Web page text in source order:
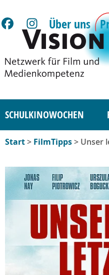
Über uns
SCHULKINOWOCHEN
Start> FilmTipps> Unser